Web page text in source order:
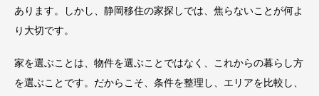
あります。しかし、静岡移住の家探しでは、焦らないことが何よ
り大切です。
家を選ぶことは、物件を選ぶことではなく、これからの暮らし方
を選ぶことです。だからこそ、条件を整理し、エリアを比較し、